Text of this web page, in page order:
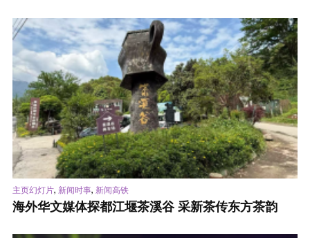
主页幻灯片, 新闻时事, 新闻高铁
海外华文媒体探都江堰茶溪谷 采新茶传东方茶韵